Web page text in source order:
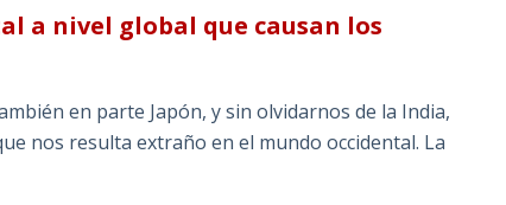
a nivel global que causan los
en parte Japón, y sin olvidarnos de la India,
nos resulta extraño en el mundo occidental. La